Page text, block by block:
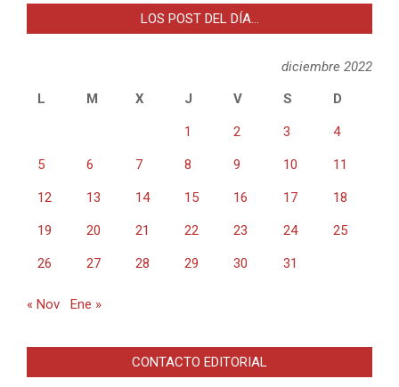
LOS POST DEL DÍA…
diciembre 2022
L
M X J V S D
1 2 3 4
5 6 7 8 9 10 11
12 13 14 15 16 17 18
19 20 21 22 23 24 25
26 27 28 29 30 31
« Nov Ene »
CONTACTO EDITORIAL